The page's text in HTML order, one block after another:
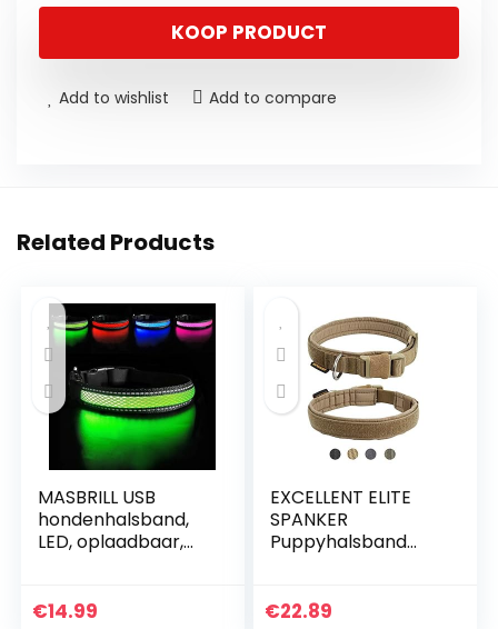
KOOP PRODUCT
Add to wishlist Add to compare
Related Products
MASBRILL USB
hondenhalsband,
LED, oplaadbaar,
knipperlicht, Dog
€14.99
EXCELLENT ELITE
SPANKER
Puppyhalsband
halsband met
€22.89